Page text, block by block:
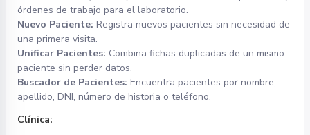
órdenes de trabajo para el laboratorio.
Nuevo Paciente: Registra nuevos pacientes sin necesidad de
una primera visita.
Unificar Pacientes: Combina fichas duplicadas de un mismo
paciente sin perder datos.
Buscador de Pacientes: Encuentra pacientes por nombre,
apellido, DNI, número de historia o teléfono.
Clínica: